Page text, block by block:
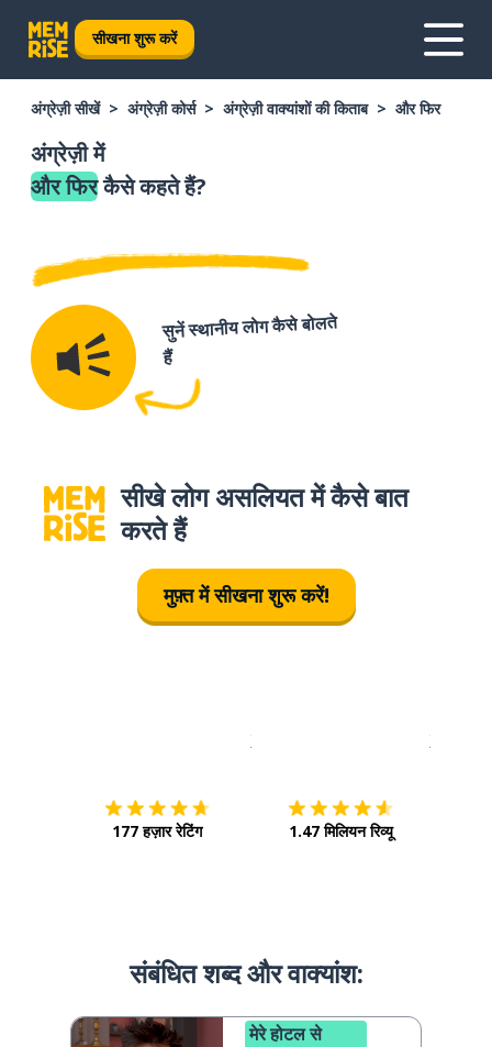
सीखना शुरू करें
अंग्रेज़ी सीखें अंग्रेज़ी कोर्स अंग्रेज़ी वाक्यांशों की किताब और फिर
अंग्रेज़ी में
और फिरकैसे कहते हैं?
सुनें स्थानीय लोग कैसे बोलते
हैं
सीखे लोग असलियत में कैसे बात
करते हैं
मुफ़्त में सीखना शुरू करें!
इस पर डाउनलोड करें ऐप स्टोर
177 हज़ार रेटिंग
इसे चालू
1.47 मिलियन रिव्यू
संबंधित शब्द और वाक्‍यांश:
मेरे होटल से